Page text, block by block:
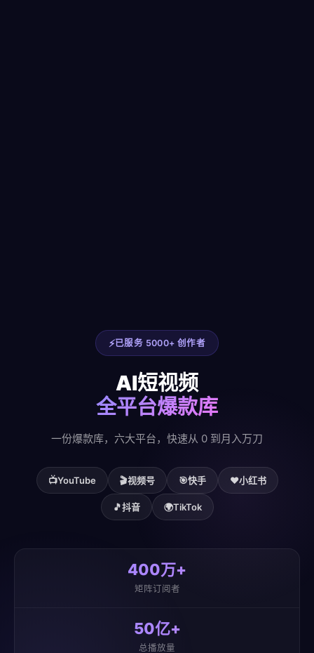
已服务 5000+ 创作者
AI短视频
全平台爆款库
一份爆款库，六大平台，快速从 0 到月入万刀
📺YouTube 🎬视频号 🎯快手 ❤️小红书
🎵抖音 🌍TikTok
400万+
矩阵订阅者
50亿+
总播放量